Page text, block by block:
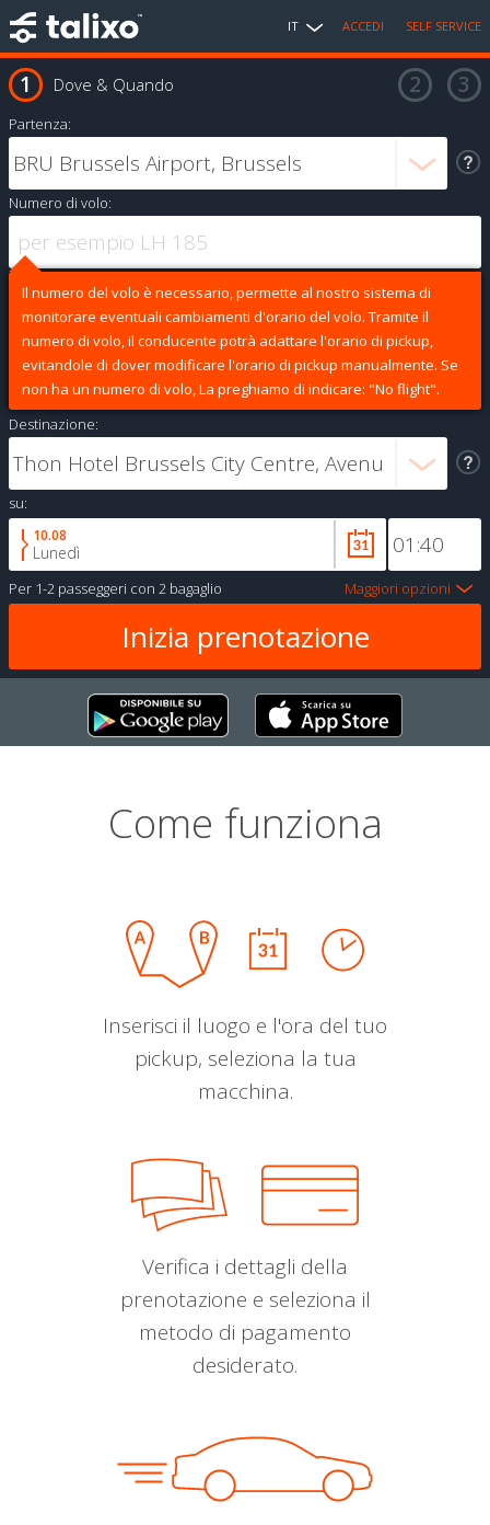
IT ACCEDI SELF SERVICE
Dove & Quando
Partenza:
Numero di volo:
Il numero del volo è necessario, permette al nostro sistema di
monitorare eventuali cambiamenti d'orario del volo. Tramite il
numero di volo, il conducente potrà adattare l'orario di pickup,
evitandole di dover modificare l'orario di pickup manualmente. Se
non ha un numero di volo, La preghiamo di indicare: "No flight".
Destinazione:
su:
10.08
Lunedì
Per 1-2 passeggeri con 2 bagaglio Maggiori opzioni
Come funziona
Inserisci il luogo e l'ora del tuo
pickup, seleziona la tua
macchina.
Verifica i dettagli della
prenotazione e seleziona il
metodo di pagamento
desiderato.